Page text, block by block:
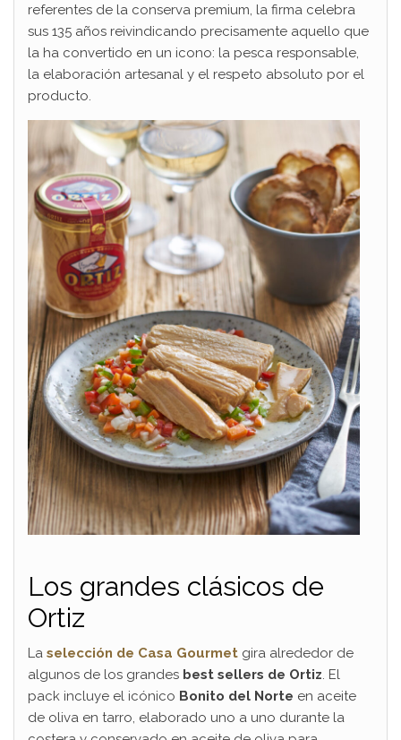
referentes de la conserva premium, la firma celebra
sus 135 años reivindicando precisamente aquello que
la ha convertido en un icono: la pesca responsable,
la elaboración artesanal y el respeto absoluto por el
producto.
Los grandes clásicos de
Ortiz
La selección de Casa Gourmet gira alrededor de
algunos de los grandes best sellers de Ortiz. El
pack incluye el icónico Bonito del Norte en aceite
de oliva en tarro, elaborado uno a uno durante la